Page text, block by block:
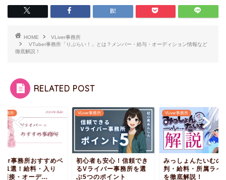
HOME
VLiver事務所
VTuber事務所「りぷらい！」とは？メンバー・給与・オーディション情報など
徹底解説！
RELATED POST
事務所
者も安心！信頼でき
イバー事務所を選
のポイント
VLiver事務所
みっしょんたいむの評
判・給料・所属ライバー
を徹底解説！
VLiver事務所
絶対に避けたい！悪
Vライバー事務所の
と見分け方